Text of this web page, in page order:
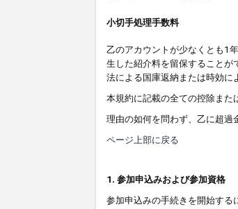
小切手処理手数料
乙のアカウントが少なくとも1
生した紹介料を留保することが
法による国庫返納または時効に
本規約に記載の全ての控除また
理由の如何を問わず、乙に超過
ページ上部に戻る
1. 参加申込みおよび参加資格
参加申込みの手続きを開始する